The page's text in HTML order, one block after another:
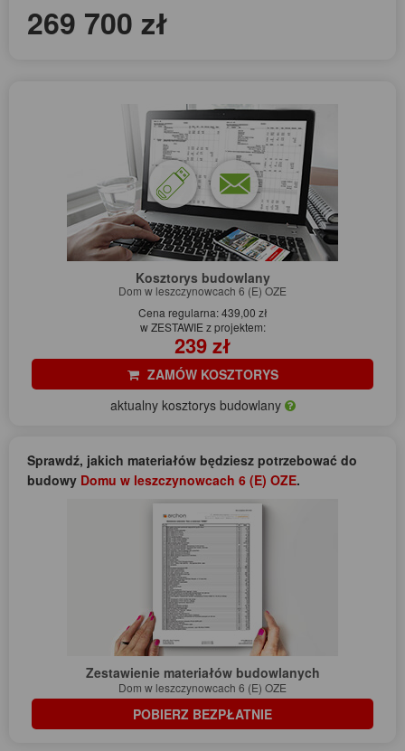
269 700 zł
Kosztorys budowlany
Dom w leszczynowcach 6 (E) OZE
Cena regularna: 439,00 zł
w ZESTAWIE z projektem:
239 zł
ZAMÓW KOSZTORYS
aktualny kosztorys budowlany
Sprawdź, jakich materiałów będziesz potrzebować do
budowy Domu w leszczynowcach 6 (E) OZE.
Zestawienie materiałów budowlanych
Dom w leszczynowcach 6 (E) OZE
POBIERZ BEZPŁATNIE